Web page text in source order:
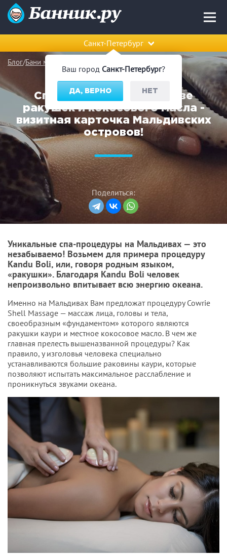
Ваш город Санкт-Петербург?
ДА, ВЕРНО НЕТ
Санкт-Петербург
Блог Бани мира
Спа-процедуры на основе
ракушек и кокосового масла -
визитная карточка Мальдивских
островов!
Поделиться:
Уникальные спа-процедуры на Мальдивах — это
незабываемо! Возьмем для примера процедуру
Kandu Boli, или, говоря родным языком,
«ракушки». Благодаря Kandu Boli человек
непроизвольно впитывает всю энергию океана.
Именно на Мальдивах Вам предложат процедуру Cowrie
Shell Massage — массаж лица, головы и тела,
своеобразным «фундаментом» которого являются
ракушки каури и местное кокосовое масло. В чем же
главная прелесть вышеназванной процедуры? Как
правило, у изголовья человека специально
устанавливаются большие раковины каури, которые
позволяют испытать максимальное расслабление и
проникнуться звуками океана.